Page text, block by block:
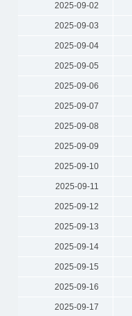
2025-09-02
2025-09-03
2025-09-04
2025-09-05
2025-09-06
2025-09-07
2025-09-08
2025-09-09
2025-09-10
2025-09-11
2025-09-12
2025-09-13
2025-09-14
2025-09-15
2025-09-16
2025-09-17